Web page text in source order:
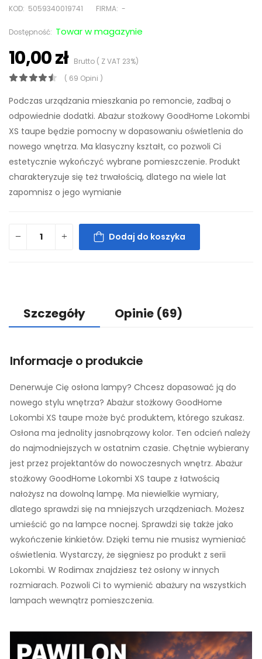
KOD: 5059340019741 FIRMA: -
Dostępność: Towar w magazynie
10,00 złBrutto ( Z VAT 23%)
( 69 Opini )
Podczas urządzania mieszkania po remoncie, zadbaj o
odpowiednie dodatki. Abażur stożkowy GoodHome Lokombi
XS taupe będzie pomocny w dopasowaniu oświetlenia do
nowego wnętrza. Ma klasyczny kształt, co pozwoli Ci
estetycznie wykończyć wybrane pomieszczenie. Produkt
charakteryzuje się też trwałością, dlatego na wiele lat
zapomnisz o jego wymianie
Dodaj do koszyka
Szczegóły Opinie (69)
Informacje o produkcie
Denerwuje Cię osłona lampy? Chcesz dopasować ją do
nowego stylu wnętrza? Abażur stożkowy GoodHome
Lokombi XS taupe może być produktem, którego szukasz.
Osłona ma jednolity jasnobrązowy kolor. Ten odcień należy
do najmodniejszych w ostatnim czasie. Chętnie wybierany
jest przez projektantów do nowoczesnych wnętrz. Abażur
stożkowy GoodHome Lokombi XS taupe z łatwością
nałożysz na dowolną lampę. Ma niewielkie wymiary,
dlatego sprawdzi się na mniejszych urządzeniach. Możesz
umieścić go na lampce nocnej. Sprawdzi się także jako
wykończenie kinkietów. Dzięki temu nie musisz wymieniać
oświetlenia. Wystarczy, że sięgniesz po produkt z serii
Lokombi. W Rodimax znajdziesz też osłony w innych
rozmiarach. Pozwoli Ci to wymienić abażury na wszystkich
lampach wewnątrz pomieszczenia.